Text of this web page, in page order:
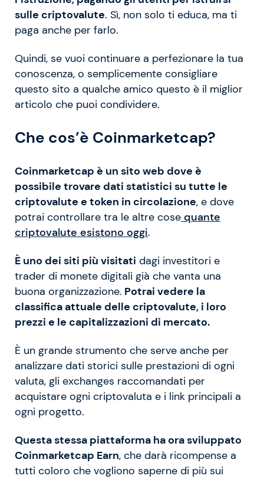
sulle criptovalute. Sì, non solo ti educa, ma ti
paga anche per farlo.
Quindi, se vuoi continuare a perfezionare la tua
conoscenza, o semplicemente consigliare
questo sito a qualche amico questo è il miglior
articolo che puoi condividere.
Che cos’è Coinmarketcap?
Coinmarketcap è un sito web dove è
possibile trovare dati statistici su tutte le
criptovalute e token in circolazione, e dove
potrai controllare tra le altre cose quante
criptovalute esistono oggi.
È uno dei siti più visitati dagi investitori e
trader di monete digitali già che vanta una
buona organizzazione. Potrai vedere la
classifica attuale delle criptovalute, i loro
prezzi e le capitalizzazioni di mercato.
È un grande strumento che serve anche per
analizzare dati storici sulle prestazioni di ogni
valuta, gli exchanges raccomandati per
acquistare ogni criptovaluta e i link principali a
ogni progetto.
Questa stessa piattaforma ha ora sviluppato
Coinmarketcap Earn, che darà ricompense a
tutti coloro che vogliono saperne di più sui